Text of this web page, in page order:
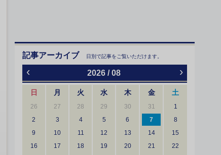
記事アーカイブ 日別で記事をご覧いただけます。
‹ 2026 / 08 ›
日 月 火 水 木 金 土
26 27 28 29 30 31
1
2
3 4 5 6 7
8
9
10 11 12 13 14
15
16
17 18 19 20 21
22